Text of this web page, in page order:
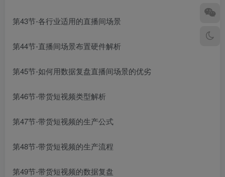
第43节-各行业适用的直播间场景
第44节-直播间场景布置硬件解析
第45节-如何用数据复盘直播间场景的优劣
第46节-带货短视频类型解析
第47节-带货短视频的生产公式
第48节-带货短视频的生产流程
第49节-带货短视频的数据复盘